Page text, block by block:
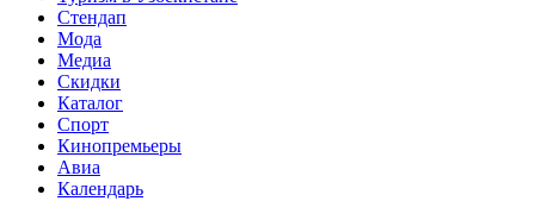
Стендап
Мода
Медиа
Скидки
Каталог
Спорт
Кинопремьеры
Авиа
Календарь